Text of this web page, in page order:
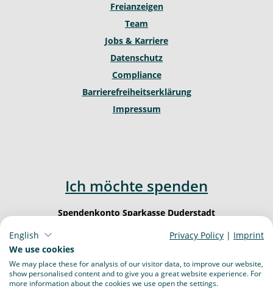
Freianzeigen
Team
Jobs & Karriere
Datenschutz
Compliance
Barrierefreiheitserklärung
Impressum
Ich möchte spenden
Spendenkonto Sparkasse Duderstadt
IBAN: DE62 2605 1260 0000 0003 23
English Privacy Policy | Imprint
We use cookies
We may place these for analysis of our visitor data, to improve our website,
show personalised content and to give you a great website experience. For
more information about the cookies we use open the settings.